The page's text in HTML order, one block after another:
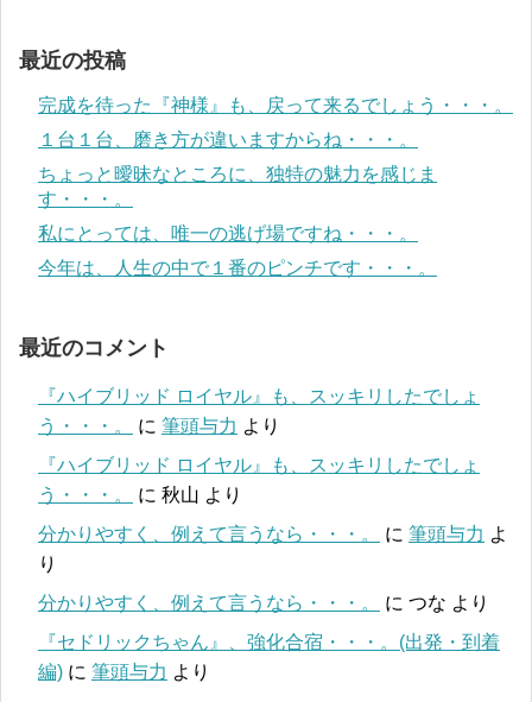
最近の投稿
完成を待った『神様』も、戻って来るでしょう・・・。
１台１台、磨き方が違いますからね・・・。
ちょっと曖昧なところに、独特の魅力を感じま
す・・・。
私にとっては、唯一の逃げ場ですね・・・。
今年は、人生の中で１番のピンチです・・・。
最近のコメント
『ハイブリッド ロイヤル』も、スッキリしたでしょ
う・・・。
に 筆頭与力 より
『ハイブリッド ロイヤル』も、スッキリしたでしょ
う・・・。
に 秋山 より
分かりやすく、例えて言うなら・・・。
に 筆頭与力 よ
り
分かりやすく、例えて言うなら・・・。
に つな より
『セドリックちゃん』、強化合宿・・・。(出発・到着
編) に 筆頭与力 より